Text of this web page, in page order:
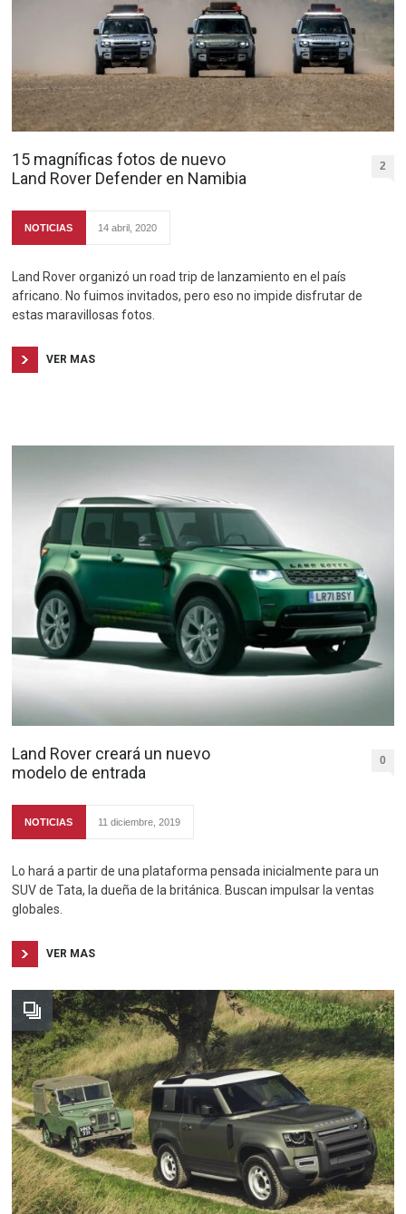
15 magníficas fotos de nuevo
Land Rover Defender en Namibia
2
NOTICIAS 14 abril, 2020
Land Rover organizó un road trip de lanzamiento en el país
africano. No fuimos invitados, pero eso no impide disfrutar de
estas maravillosas fotos.
VER MAS
Land Rover creará un nuevo
modelo de entrada
0
NOTICIAS 11 diciembre, 2019
Lo hará a partir de una plataforma pensada inicialmente para un
SUV de Tata, la dueña de la británica. Buscan impulsar la ventas
globales.
VER MAS